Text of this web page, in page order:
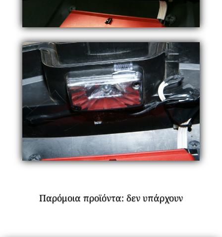
Παρόμοια προϊόντα: δεν υπάρχουν